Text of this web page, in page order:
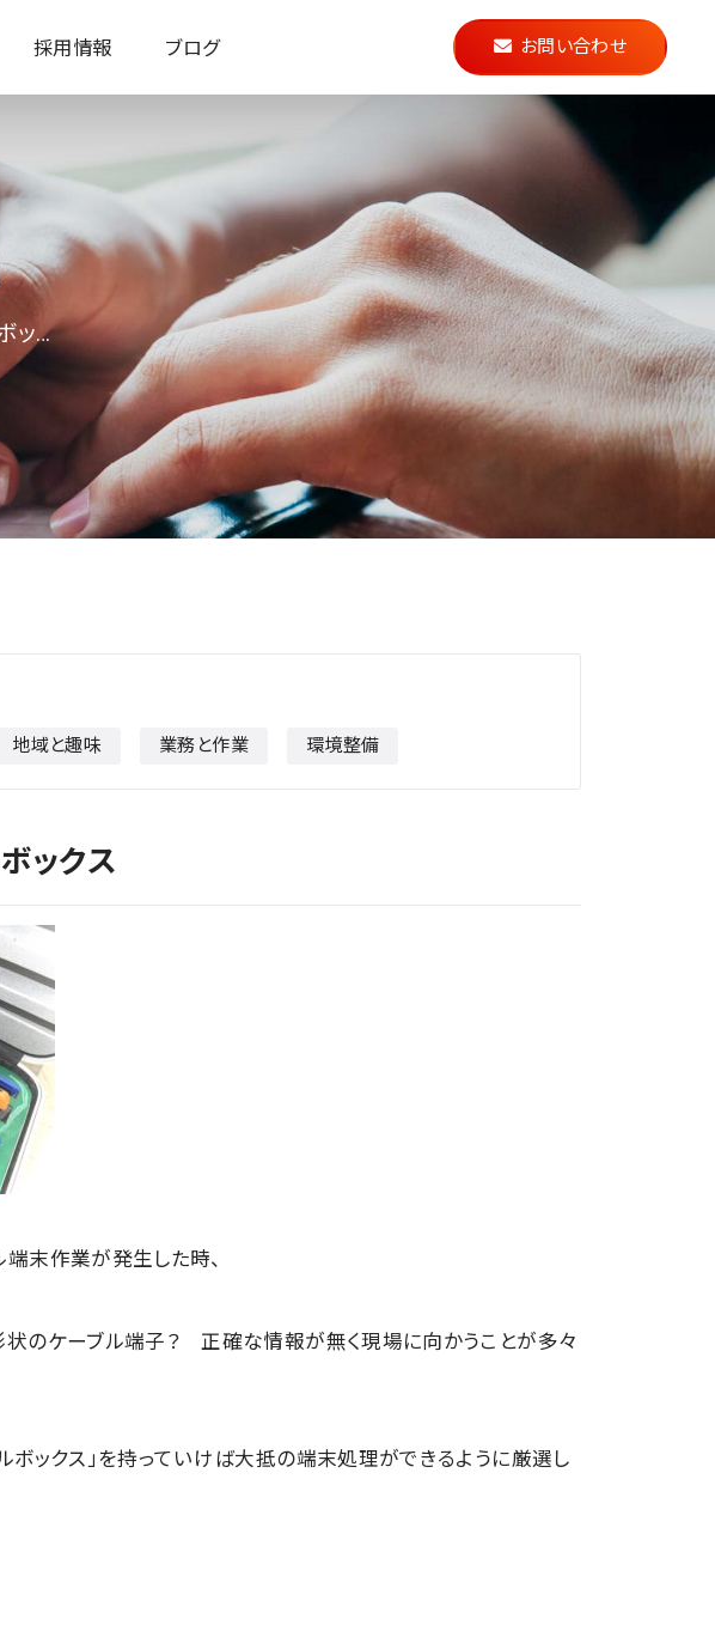
採用情報
社会人 / 採用情報
ブログ お問い合わせ
ッ…
地域と趣味 業務と作業 環境整備
ックス
末作業が発生した時、
のケーブル端子？ 正確な情報が無く現場に向かうことが多々
ボックス」を持っていけば大抵の端末処理ができるように厳選し